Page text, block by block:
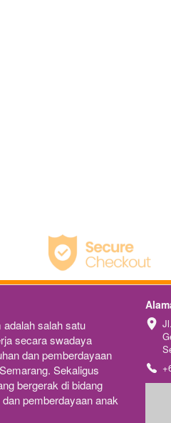
salah satu
secara swadaya
dan pemberdayaan
Sekaligus
bergerak di bidang
pemberdayaan anak